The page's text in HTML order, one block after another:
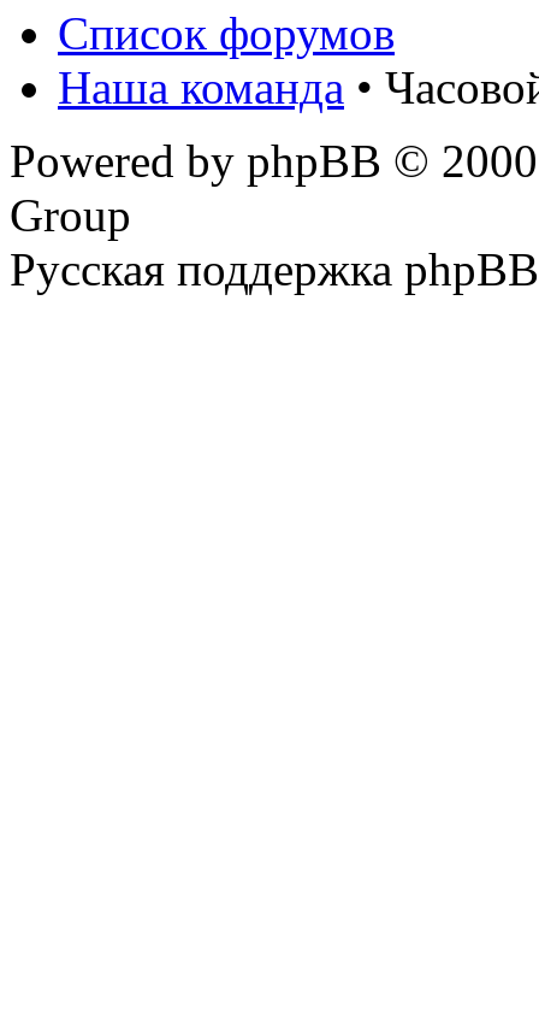
Список форумов
Наша команда •
Powered by phpBB ©
Group
Русская поддержка phpBB